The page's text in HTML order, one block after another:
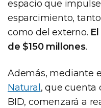
espacio que
esparcimiento,
como del externo.
de $150 millones.
Además, mediante
Natural , que cuenta
BID, comenzará a